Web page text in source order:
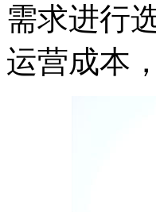
需求进行
运营成本